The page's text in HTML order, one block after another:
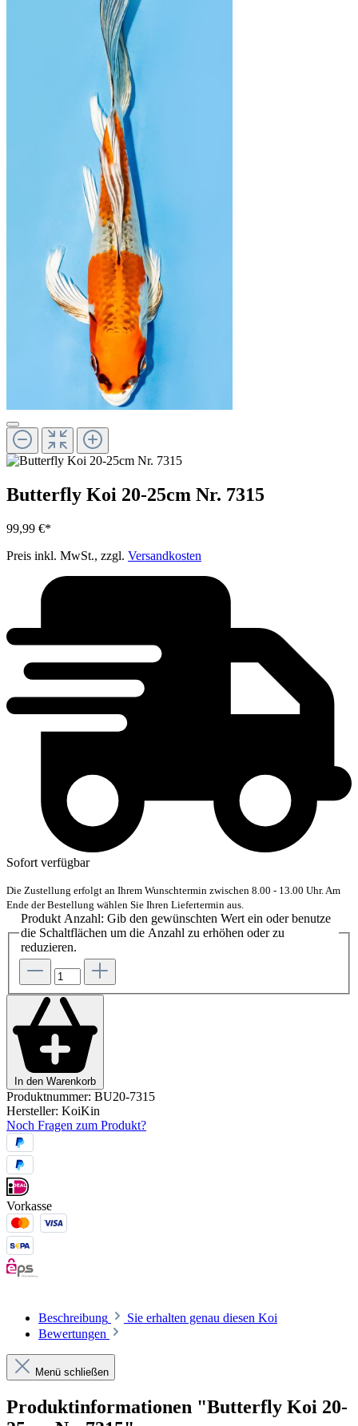
Butterfly Koi 20-25cm Nr. 7315
99,99 €*
Preis inkl. MwSt., zzgl. Versandkosten
Sofort verfügbar
Die Zustellung erfolgt an Ihrem Wunschtermin zwischen 8.00 - 13.00 Uhr. Am
Ende der Bestellung wählen Sie Ihren Liefertermin aus.
Produkt Anzahl: Gib den gewünschten Wert ein oder benutze
die Schaltflächen um die Anzahl zu erhöhen oder zu
reduzieren.
In den Warenkorb
Produktnummer: BU20-7315
Hersteller: KoiKin
Noch Fragen zum Produkt?
Vorkasse
Beschreibung
Sie erhalten genau diesen Koi
Bewertungen
Menü schließen
Produktinformationen "Butterfly Koi 20-